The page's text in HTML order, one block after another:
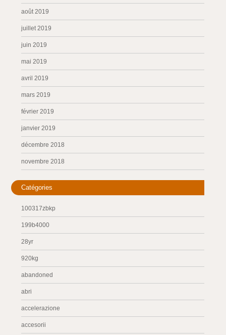
août 2019
juillet 2019
juin 2019
mai 2019
avril 2019
mars 2019
février 2019
janvier 2019
décembre 2018
novembre 2018
Catégories
100317zbkp
199b4000
28yr
920kg
abandoned
abri
accelerazione
accesorii